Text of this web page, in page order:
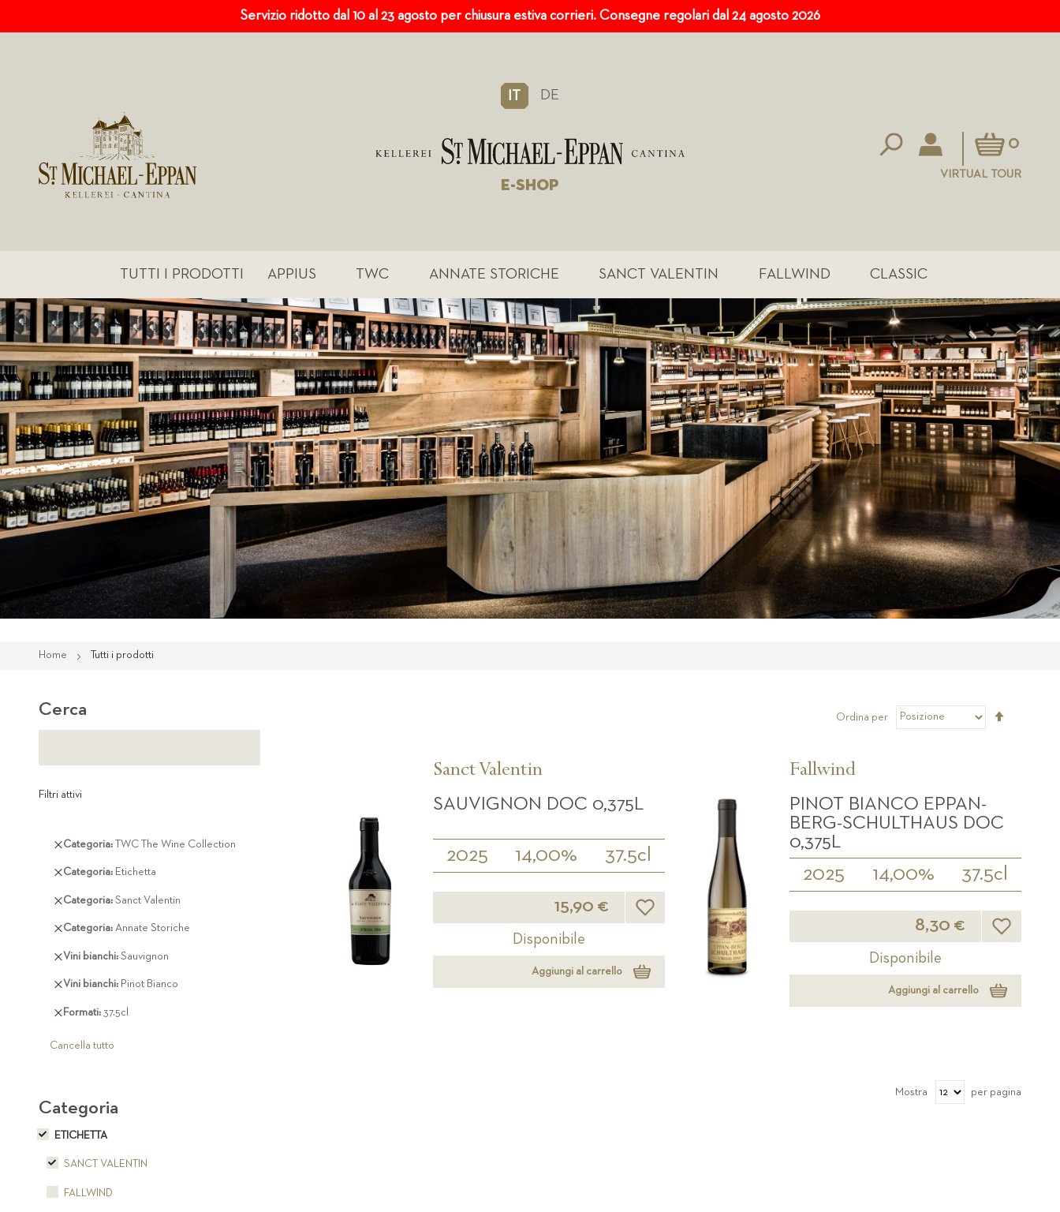
Servizio ridotto dal 10 al 23 agosto per chiusura estiva corrieri. Consegne regolari dal 24 agosto 2026
IT DE
E-SHOP
Carrello0
VIRTUAL TOUR
TUTTI I PRODOTTI APPIUS TWC ANNATE STORICHE SANCT VALENTIN FALLWIND CLASSIC
Home Tutti i prodotti
Ordina per
Sanct Valentin
SAUVIGNON DOC 0,375L
2025 14,00% 37.5cl
15,90 €
Disponibile
Aggiungi al carrello
Fallwind
PINOT BIANCO EPPAN-
BERG-SCHULTHAUS DOC
0,375L
2025 14,00% 37.5cl
8,30 €
Disponibile
Aggiungi al carrello
Mostra per pagina
Cerca
Filtri attivi
Categoria TWC The Wine Collection
Rimuovi
articolo
Categoria Etichetta
Rimuovi
articolo
Categoria Sanct Valentin
Rimuovi
articolo
Categoria Annate Storiche
Rimuovi
articolo
Vini bianchi Sauvignon
Rimuovi
articolo
Vini bianchi Pinot Bianco
Rimuovi
articolo
Formati 37.5cl
Rimuovi
articolo
Cancella tutto
Categoria
ETICHETTA
SANCT VALENTIN
FALLWIND